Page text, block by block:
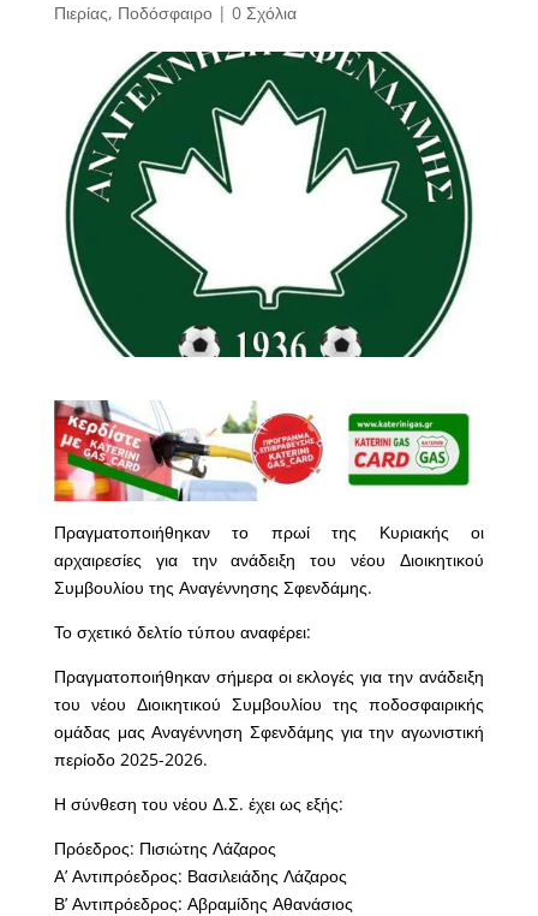
Πιερίας, Ποδόσφαιρο| 0 Σχόλια
Πραγματοποιήθηκαν το πρωί της Κυριακής οι
αρχαιρεσίες για την ανάδειξη του νέου Διοικητικού
Συμβουλίου της Αναγέννησης Σφενδάμης.
Το σχετικό δελτίο τύπου αναφέρει:
Πραγματοποιήθηκαν σήμερα οι εκλογές για την ανάδειξη
του νέου Διοικητικού Συμβουλίου της ποδοσφαιρικής
ομάδας μας Αναγέννηση Σφενδάμης για την αγωνιστική
περίοδο 2025-2026.
Η σύνθεση του νέου Δ.Σ. έχει ως εξής:
Πρόεδρος: Πισιώτης Λάζαρος
Α’ Αντιπρόεδρος: Βασιλειάδης Λάζαρος
Β’ Αντιπρόεδρος: Αβραμίδης Αθανάσιος